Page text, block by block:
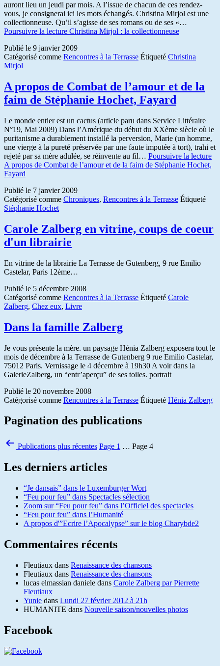
auront lieu un jeudi par mois. A l’issue de chacun de ces rendez-
vous, je consignerai ici les mots échangés. Christina Mirjol est une
collectionneuse. Qu’il s’agisse de ses romans ou de ses «…
Poursuivre la lecture Christina Mirjol : la collectionneuse
Publié le 9 janvier 2009
Catégorisé comme Rencontres à la Terrasse Étiqueté Christina
Mirjol
A propos de Combat de l’amour et de la
faim de Stéphanie Hochet, Fayard
Le monde entier est un cactus (article paru dans Service Littéraire
N°19, Mai 2009) Dans l’Amérique du début du XXème siècle où le
puritanisme a durablement installé la perversion, Marie (un homme,
une vierge à la pureté préservée par une faute imputée à tort), trahi et
rejeté par sa mère adulée, se réinvente au fil… Poursuivre la lecture
A propos de Combat de l’amour et de la faim de Stéphanie Hochet,
Fayard
Publié le 7 janvier 2009
Catégorisé comme Chroniques, Rencontres à la Terrasse Étiqueté
Stéphanie Hochet
Carole Zalberg en vitrine, coups de coeur
d'un librairie
En vitrine de la librairie La Terrasse de Gutenberg, 9 rue Emilio
Castelar, Paris 12ème…
Publié le 5 décembre 2008
Catégorisé comme Rencontres à la Terrasse Étiqueté Carole
Zalberg, Chez eux, Livre
Dans la famille Zalberg
Je vous présente la mère. un paysage Hénia Zalberg exposera tout le
mois de décembre à la Terrasse de Gutenberg 9 rue Emilio Castelar,
75012 Paris. Vernissage le 4 décembre à 19h30 A voir dans la
GalerieZalberg, un “entr’aperçu” de ses toiles. portrait
Publié le 20 novembre 2008
Catégorisé comme Rencontres à la Terrasse Étiqueté Hénia Zalberg
Pagination des publications
Publications plus récentes Page 1 … Page 4
Les derniers articles
“Je dansais” dans le Luxemburger Wort
“Feu pour feu” dans Spectacles sélection
Zoom sur “Feu pour feu” dans l’Officiel des spectacles
“Feu pour feu” dans l’Humanité
A propos d'”Ecrire l’Apocalypse” sur le blog Charybde2
Commentaires récents
Fleutiaux dans Renaissance des chansons
Fleutiaux dans Renaissance des chansons
lucas elmassian daniele dans Carole Zalberg par Pierrette
Fleutiaux
Yunie dans Lundi 27 février 2012 à 21h
HUMANITE dans Nouvelle saison/nouvelles photos
Facebook